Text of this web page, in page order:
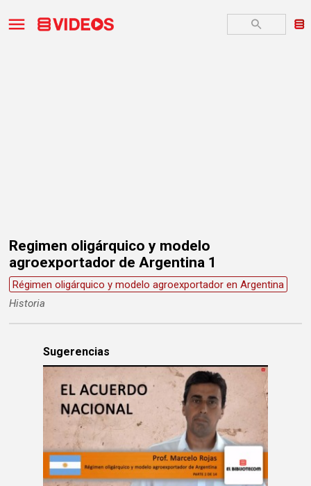
Regimen oligárquico y modelo
agroexportador de Argentina 1
Régimen oligárquico y modelo agroexportador en Argentina
Historia
Sugerencias